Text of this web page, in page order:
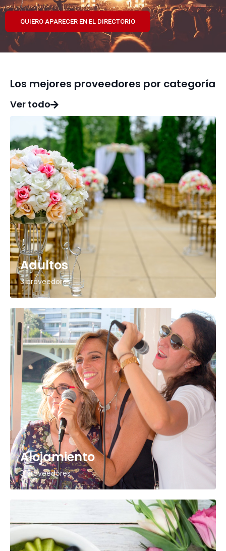
QUIERO APARECER EN EL DIRECTORIO
Los mejores proveedores por categoría
Ver todo
Adultos
3 proveedores
Alojamiento
3 proveedores